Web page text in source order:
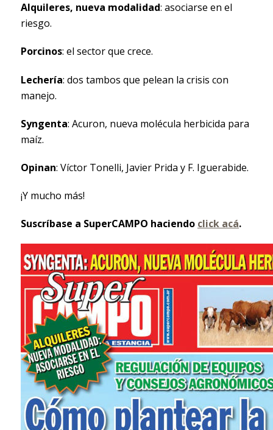
Alquileres, nueva modalidad: asociarse en el
riesgo.
Porcinos: el sector que crece.
Lechería: dos tambos que pelean la crisis con
manejo.
Syngenta: Acuron, nueva molécula herbicida para
maíz.
Opinan: Víctor Tonelli, Javier Prida y F. Iguerabide.
¡Y mucho más!
Suscríbase a SuperCAMPO haciendo click acá.